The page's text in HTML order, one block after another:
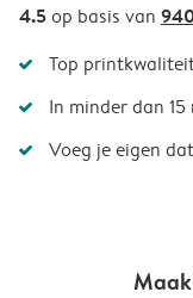
4.5op basis van
Top
In minder dan
Voeg je eigen